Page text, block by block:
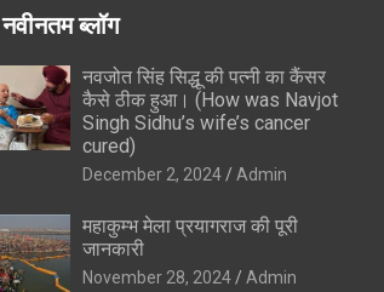
नवीनतम ब्लॉग
नवजोत सिंह सिद्धू की पत्नी का कैंसर
कैसे ठीक हुआ। (How was Navjot
Singh Sidhu’s wife’s cancer
cured)
December 2, 2024 Admin
महाकुम्भ मेला प्रयागराज की पूरी
जानकारी
November 28, 2024 Admin